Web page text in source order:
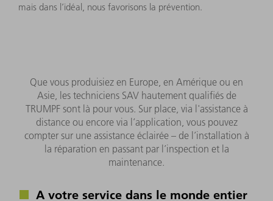
mais dans l’idéal, nous favorisons la prévention.
Que vous produisiez en Europe, en Amérique ou en
Asie, les techniciens SAV hautement qualifiés de
TRUMPF sont là pour vous. Sur place, via l'assistance à
distance ou encore via l’application, vous pouvez
compter sur une assistance éclairée – de l’installation à
la réparation en passant par l’inspection et la
maintenance.
A votre service dans le monde entier